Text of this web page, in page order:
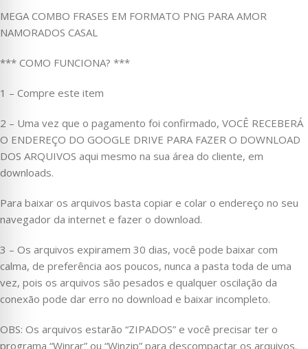
MEGA COMBO FRASES EM FORMATO PNG PARA AMOR
NAMORADOS CASAL
*** COMO FUNCIONA? ***
1 – Compre este item
2 – Uma vez que o pagamento foi confirmado, VOCÊ RECEBERÁ
O ENDEREÇO DO GOOGLE DRIVE PARA FAZER O DOWNLOAD
DOS ARQUIVOS aqui mesmo na sua área do cliente, em
downloads.
Para baixar os arquivos basta copiar e colar o endereço no seu
navegador da internet e fazer o download.
3 – Os arquivos expiramem 30 dias, você pode baixar com
calma, de preferência aos poucos, nunca a pasta toda de uma
vez, pois os arquivos são pesados e qualquer oscilação da
conexão pode dar erro no download e baixar incompleto.
OBS: Os arquivos estarão “ZIPADOS” e você precisar ter o
programa “Winrar” ou “Winzip” para descompactar os arquivos.